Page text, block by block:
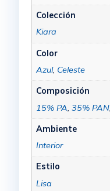
Colección
Kiara
Color
Azul, Celeste
Composición
15% PA 35% PAN,
Ambiente
Interior
Estilo
Lisa